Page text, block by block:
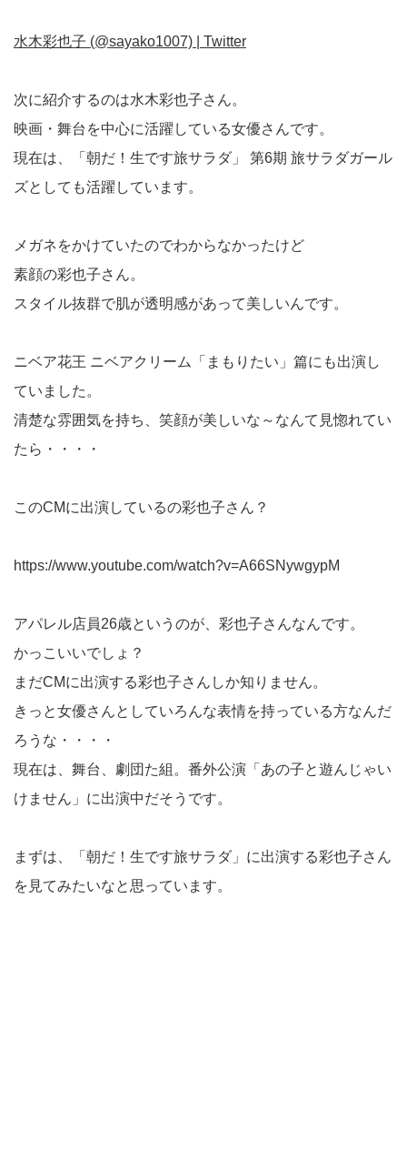
水木彩也子 (@sayako1007) | Twitter
次に紹介するのは水木彩也子さん。
映画・舞台を中心に活躍している女優さんです。
現在は、「朝だ！生です旅サラダ」 第6期 旅サラダガール
ズとしても活躍しています。
メガネをかけていたのでわからなかったけど
素顔の彩也子さん。
スタイル抜群で肌が透明感があって美しいんです。
ニベア花王 ニベアクリーム「まもりたい」篇にも出演し
ていました。
清楚な雰囲気を持ち、笑顔が美しいな～なんて見惚れてい
たら・・・・
このCMに出演しているの彩也子さん？
https://www.youtube.com/watch?v=A66SNywgypM
アパレル店員26歳というのが、彩也子さんなんです。
かっこいいでしょ？
まだCMに出演する彩也子さんしか知りません。
きっと女優さんとしていろんな表情を持っている方なんだ
ろうな・・・・
現在は、舞台、劇団た組。番外公演「あの子と遊んじゃい
けません」に出演中だそうです。
まずは、「朝だ！生です旅サラダ」に出演する彩也子さん
を見てみたいなと思っています。